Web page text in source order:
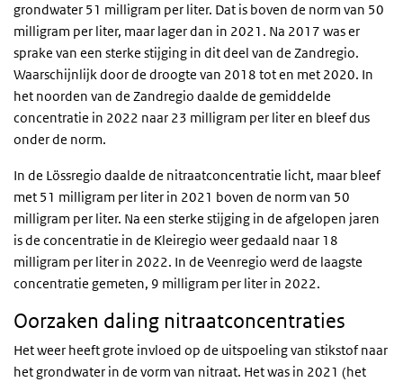
grondwater 51 milligram per liter. Dat is boven de norm van 50
milligram per liter, maar lager dan in 2021. Na 2017 was er
sprake van een sterke stijging in dit deel van de Zandregio.
Waarschijnlijk door de droogte van 2018 tot en met 2020. In
het noorden van de Zandregio daalde de gemiddelde
concentratie in 2022 naar 23 milligram per liter en bleef dus
onder de norm.
In de Lössregio daalde de nitraatconcentratie licht, maar bleef
met 51 milligram per liter in 2021 boven de norm van 50
milligram per liter. Na een sterke stijging in de afgelopen jaren
is de concentratie in de Kleiregio weer gedaald naar 18
milligram per liter in 2022. In de Veenregio werd de laagste
concentratie gemeten, 9 milligram per liter in 2022.
Oorzaken daling nitraatconcentraties
Het weer heeft grote invloed op de uitspoeling van stikstof naar
het grondwater in de vorm van nitraat. Het was in 2021 (het